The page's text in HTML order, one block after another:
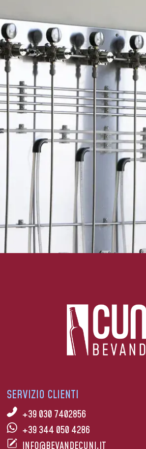
SERVIZIO CLIENTI
+39 030 7402856
+39 344 050 4286
INFO@BEVANDECUNI.IT